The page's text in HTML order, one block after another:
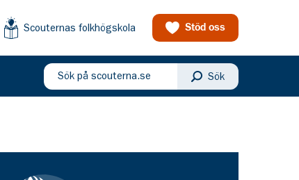
Scouternas folkhögskola Stöd oss
Sök på scouterna.se Sök